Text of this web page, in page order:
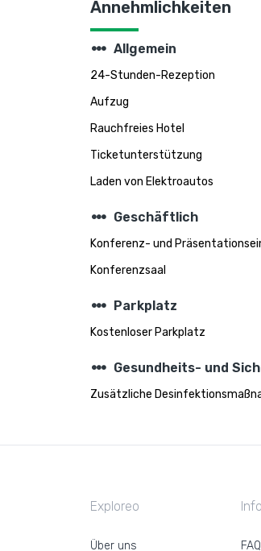
Annehmlichkeiten
steppers Allgemein
24-Stunden-Rezeption
Aufzug
Rauchfreies Hotel
Ticketunterstützung
Laden von Elektroautos
steppers Geschäftlich
Konferenz- und
Konferenzsaal
steppers Parkplatz
Kostenloser Parkplatz
steppers Gesundheits- und
Zusätzliche
Exploreo
Über uns FAQ